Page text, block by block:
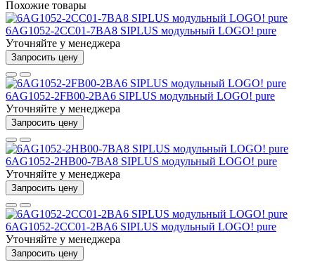
Похожие товары
6AG1052-2CC01-7BA8 SIPLUS модульный LOGO! pure
Уточняйте у менеджера
Запросить цену
6AG1052-2FB00-2BA6 SIPLUS модульный LOGO! pure
Уточняйте у менеджера
Запросить цену
6AG1052-2HB00-7BA8 SIPLUS модульный LOGO! pure
Уточняйте у менеджера
Запросить цену
6AG1052-2CC01-2BA6 SIPLUS модульный LOGO! pure
Уточняйте у менеджера
Запросить цену